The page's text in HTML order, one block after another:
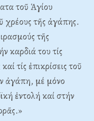
τοῦ Ἁγίου
χρέους τῆς ἀγάπης.
τῆς
καρδιά του τίς
τίς ἐπικρίσεις τοῦ
ἀγάπη, μέ μόνο
ἐντολή καί στήν